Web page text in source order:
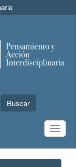
Buscar
Toggle